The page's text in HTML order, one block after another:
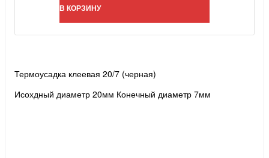
В КОРЗИНУ
Термоусадка клеевая 20/7 (черная)
Исохдный диаметр 20мм Конечный диаметр 7мм